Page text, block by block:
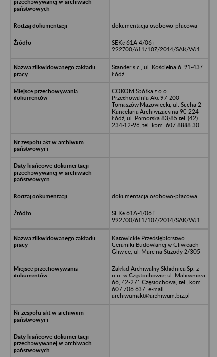
dokumentacja osobowo-płacowa
SEKe 61A-4/06 i
992700/611/107/2014/SAK/WJ1
Stander s.c., ul. Kościelna 6, 91-437
Łódź
COKOM Spółka z o.o.
Przechowalnia Akt 97-200
Tomaszów Mazowiecki, ul. Sucha 2
Kancelaria Archiwizacyjna 90-224
Łódź, ul. Pomorska 83/85 tel. (42)
234-12-96; tel. kom. 607 8888 30
dokumentacja osobowo-płacowa
SEKe 61A-4/06 i
992700/611/107/2014/SAK/WJ1
Katowickie Przedsiębiorstwo
Ceramiki Budowlanej w Gliwicach -
Gliwice, ul. Marcina Strzody 2/305
Zakład Archiwalny Składnica Sp. z
o.o. w Częstochowie; ul. Malownicza
66, 42-271 Częstochowa; tel.; kom.
607 706 637; e-mail:
archiwumakt@archiwum.biz.pl